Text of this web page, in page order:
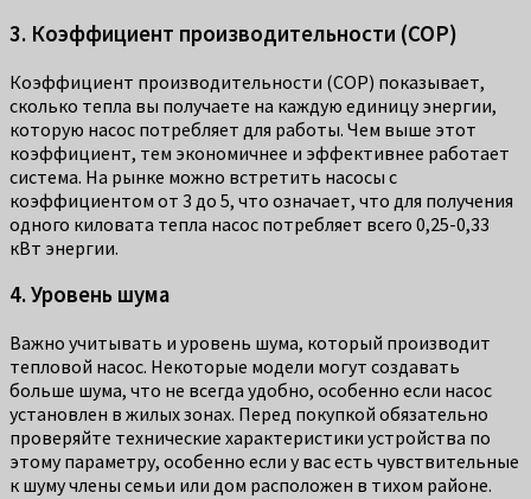
3. Коэффициент производительности (COP)
Коэффициент производительности (COP) показывает,
сколько тепла вы получаете на каждую единицу энергии,
которую насос потребляет для работы. Чем выше этот
коэффициент, тем экономичнее и эффективнее работает
система. На рынке можно встретить насосы с
коэффициентом от 3 до 5, что означает, что для получения
одного киловата тепла насос потребляет всего 0,25-0,33
кВт энергии.
4. Уровень шума
Важно учитывать и уровень шума, который производит
тепловой насос. Некоторые модели могут создавать
больше шума, что не всегда удобно, особенно если насос
установлен в жилых зонах. Перед покупкой обязательно
проверяйте технические характеристики устройства по
этому параметру, особенно если у вас есть чувствительные
к шуму члены семьи или дом расположен в тихом районе.